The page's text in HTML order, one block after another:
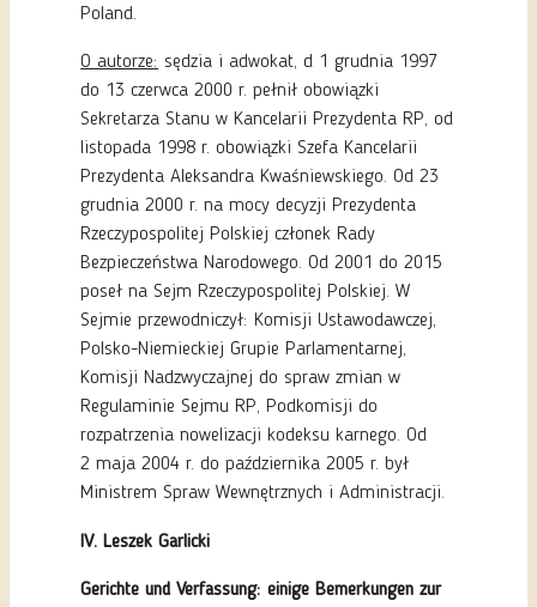
Poland.
O autorze: sędzia i adwokat,d 1 grudnia 1997
do 13 czerwca 2000 r. pełnił obowiązki
Sekretarza Stanu w Kancelarii Prezydenta RP, od
listopada 1998 r. obowiązki Szefa Kancelarii
Prezydenta Aleksandra Kwaśniewskiego. Od 23
grudnia 2000 r. na mocy decyzji Prezydenta
Rzeczypospolitej Polskiej członek Rady
Bezpieczeństwa Narodowego. Od 2001 do 2015
poseł na Sejm Rzeczypospolitej Polskiej. W
Sejmie przewodniczył: Komisji Ustawodawczej,
Polsko-Niemieckiej Grupie Parlamentarnej,
Komisji Nadzwyczajnej do spraw zmian w
Regulaminie Sejmu RP, Podkomisji do
rozpatrzenia nowelizacji kodeksu karnego. Od
2 maja 2004 r. do października 2005 r. był
Ministrem Spraw Wewnętrznych i Administracji.
IV. Leszek Garlicki
Gerichte und Verfassung: einige Bemerkungen zur